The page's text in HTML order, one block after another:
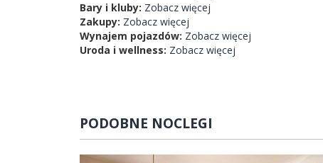
Bary i kluby: Zobacz więcej
Zakupy: Zobacz więcej
Wynajem pojazdów: Zobacz więcej
Uroda i wellness: Zobacz więcej
PODOBNE NOCLEGI